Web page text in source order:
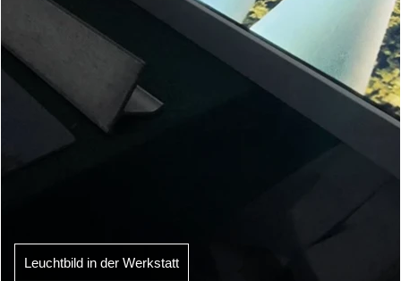
Leuchtbild in der Werkstatt